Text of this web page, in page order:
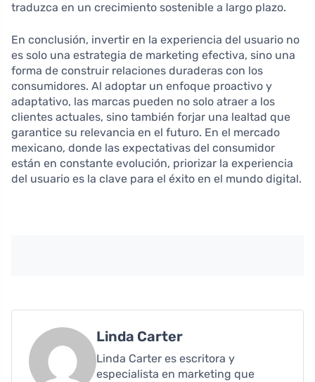
traduzca en un crecimiento sostenible a largo plazo.
En conclusión, invertir en la experiencia del usuario no
es solo una estrategia de marketing efectiva, sino una
forma de construir relaciones duraderas con los
consumidores. Al adoptar un enfoque proactivo y
adaptativo, las marcas pueden no solo atraer a los
clientes actuales, sino también forjar una lealtad que
garantice su relevancia en el futuro. En el mercado
mexicano, donde las expectativas del consumidor
están en constante evolución, priorizar la experiencia
del usuario es la clave para el éxito en el mundo digital.
Linda Carter
Linda Carter es escritora y
especialista en marketing que